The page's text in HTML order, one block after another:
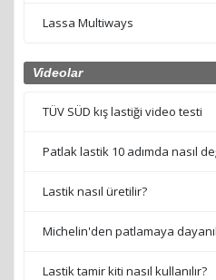
Lassa Multiways
Videolar
TÜV SÜD kış lastiği video testi
Patlak lastik 10 adımda nasıl
Lastik nasıl üretilir?
Michelin'den patlamaya
Lastik tamir kiti nasıl kullanılır?